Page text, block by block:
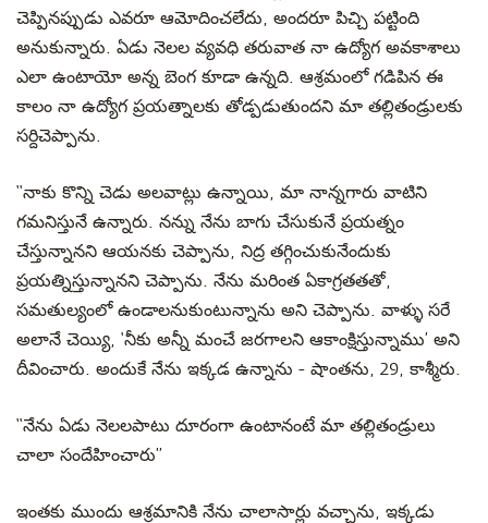
చెప్పినప్పుడు ఎవరూ ఆమోదించలేదు, అందరూ పిచ్చి పట్టింది
అనుకున్నారు. ఏడు నెలల వ్యవధి తరువాత నా ఉద్యోగ అవకాశాలు
ఎలా ఉంటాయో అన్న బెంగ కూడా ఉన్నది. ఆశ్రమంలో గడిపిన ఈ
కాలం నా ఉద్యోగ ప్రయత్నాలకు తోడ్పడుతుందని మా తల్లితండ్రులకు
సర్దిచెప్పాను.
‘‘నాకు కొన్ని చెడు అలవాట్లు ఉన్నాయి, మా నాన్నగారు వాటిని
గమనిస్తునే ఉన్నారు. నన్ను నేను బాగు చేసుకునే ప్రయత్నం
చేస్తున్నానని ఆయనకు చెప్పాను, నిద్ర తగ్గించుకునేందుకు
ప్రయత్నిస్తున్నానని చెప్పాను. నేను మరింత ఏకాగ్రతతతో,
సమతుల్యంలో ఉండాలనుకుంటున్నాను అని చెప్పాను. వాళ్ళు సరే
అలానే చెయ్యి, ‘నీకు అన్నీ మంచే జరగాలని ఆకాంక్షిస్తున్నాము’ అని
దీవించారు. అందుకే నేను ఇక్కడ ఉన్నాను - షాంతను, 29, కాశ్మీరు.
‘‘నేను ఏడు నెలలపాటు దూరంగా ఉంటానంటే మా తల్లితండ్రులు
చాలా సందేహించారు’’
ఇంతకు ముందు ఆశ్రమానికి నేను చాలాసార్లు వచ్చాను, ఇక్కడు